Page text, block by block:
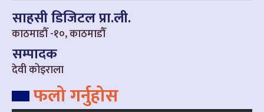
साहसी डिजिटल प्रा.ली.
काठमाडौँ -१०, काठमाडौँ
सम्पादक
देवी कोइराला
फलो गर्नुहोस